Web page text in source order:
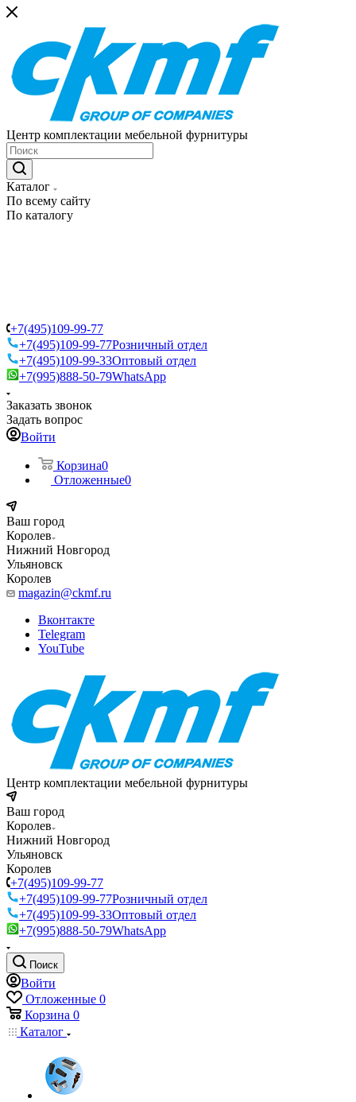
Центр комплектации мебельной фурнитуры
Каталог
По всему сайту
По каталогу
+7(495)109-99-77
+7(495)109-99-77Розничный отдел
+7(495)109-99-33Оптовый отдел
+7(995)888-50-79WhatsApp
Заказать звонок
Задать вопрос
Войти
Корзина0
Отложенные0
Ваш город
Королев
Нижний Новгород
Ульяновск
Королев
magazin@ckmf.ru
Вконтакте
Telegram
YouTube
Центр комплектации мебельной фурнитуры
Ваш город
Королев
Нижний Новгород
Ульяновск
Королев
+7(495)109-99-77
+7(495)109-99-77Розничный отдел
+7(495)109-99-33Оптовый отдел
+7(995)888-50-79WhatsApp
Поиск
Войти
Отложенные 0
Корзина 0
Каталог